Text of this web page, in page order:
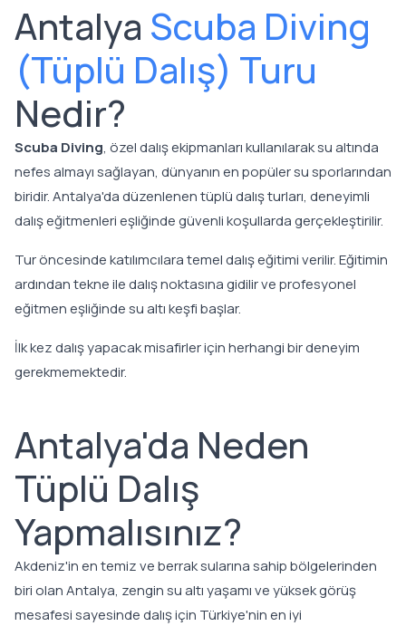
Antalya Scuba Diving
(Tüplü Dalış) Turu
Nedir?
Scuba Diving, özel dalış ekipmanları kullanılarak su altında
nefes almayı sağlayan, dünyanın en popüler su sporlarından
biridir. Antalya'da düzenlenen tüplü dalış turları, deneyimli
dalış eğitmenleri eşliğinde güvenli koşullarda gerçekleştirilir.
Tur öncesinde katılımcılara temel dalış eğitimi verilir. Eğitimin
ardından tekne ile dalış noktasına gidilir ve profesyonel
eğitmen eşliğinde su altı keşfi başlar.
İlk kez dalış yapacak misafirler için herhangi bir deneyim
gerekmemektedir.
Antalya'da Neden
Tüplü Dalış
Yapmalısınız?
Akdeniz'in en temiz ve berrak sularına sahip bölgelerinden
biri olan Antalya, zengin su altı yaşamı ve yüksek görüş
mesafesi sayesinde dalış için Türkiye'nin en iyi